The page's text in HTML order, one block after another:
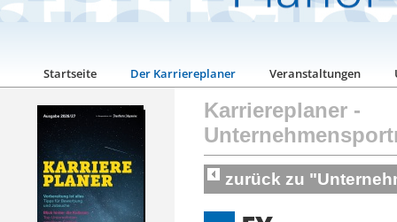
Startseite Der Karriereplaner Veranstaltungen
Karriereplaner -
zurück zu